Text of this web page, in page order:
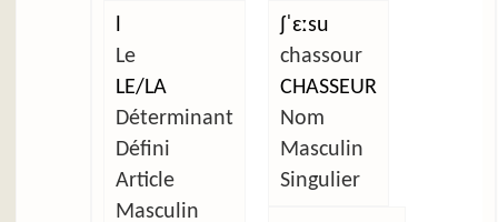
Le
LE/LA
Déterminant
Défini
Article
Masculin
ʃˈɛːsu
chassour
CHASSEUR
Nom
Masculin
Singulier